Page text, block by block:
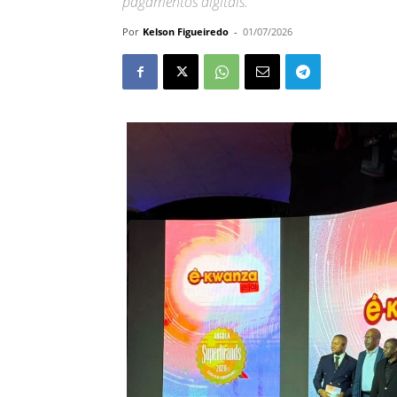
Por Kelson Figueiredo - 01/07/2026